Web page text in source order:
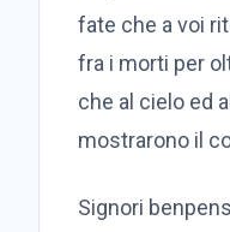
fate che a voi
fra i morti per
che al cielo ed
mostrarono il
Signori